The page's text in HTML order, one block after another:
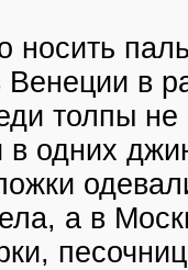
в
толпы
одних
а в